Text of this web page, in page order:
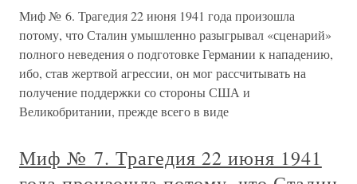
Миф № 6. Трагедия 22 июня 1941 года произошла
потому, что Сталин умышленно разыгрывал «сценарий»
полного неведения о подготовке Германии к нападению,
ибо, став жертвой агрессии, он мог рассчитывать на
получение поддержки со стороны США и
Великобритании, прежде всего в виде
Миф № 7. Трагедия 22 июня 1941